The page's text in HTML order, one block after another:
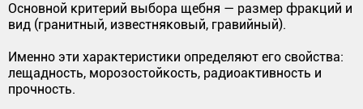
Основной критерий выбора щебня — размер фракций и
вид (гранитный, известняковый, гравийный).
Именно эти характеристики определяют его свойства:
лещадность, морозостойкость, радиоактивность и
прочность.